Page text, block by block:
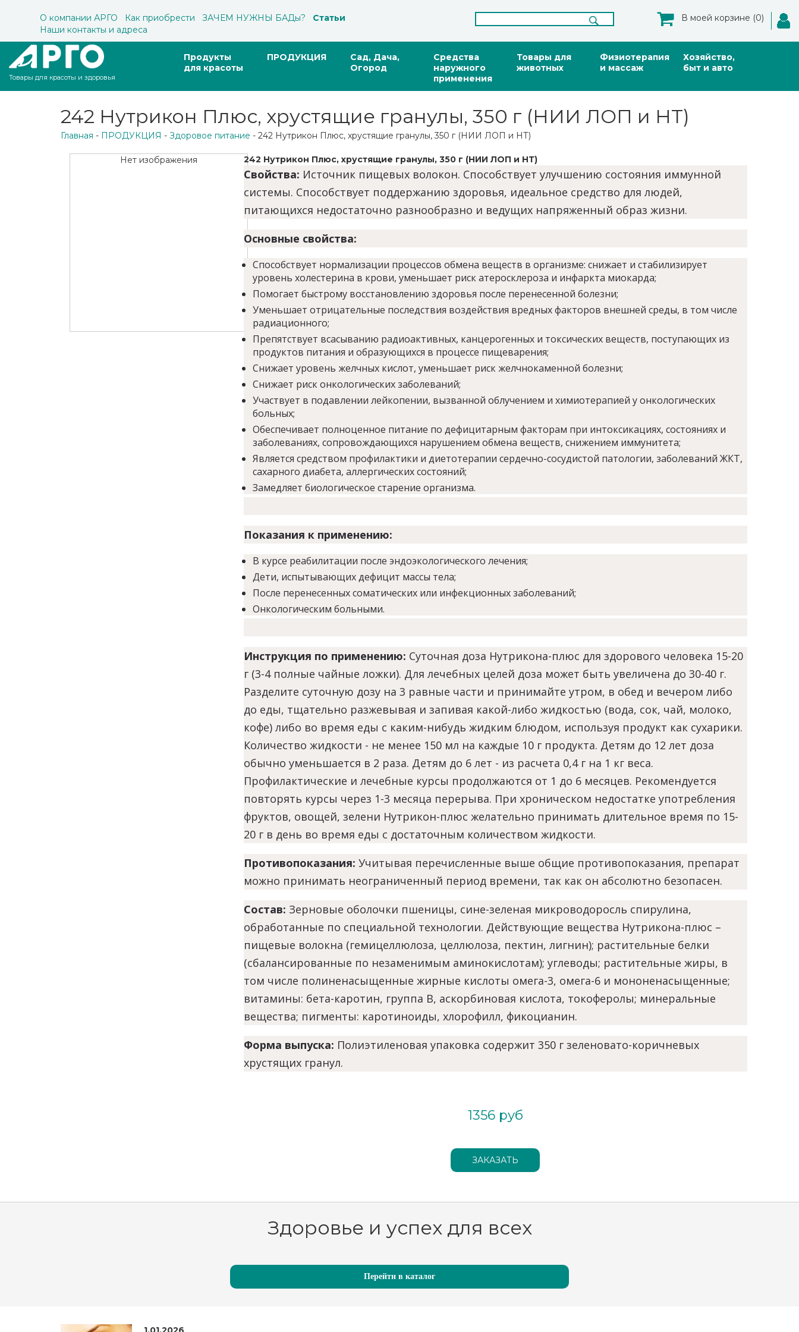
О компании АРГО Как приобрести ЗАЧЕМ НУЖНЫ БАДы?
Статьи
Наши контакты и адреса
В моей корзине (0)
Товары для красоты и здоровья
Продукты
для красоты
ПРОДУКЦИЯ
Сад, Дача,
Огород
Средства
наружного
применения
Товары для
животных
Физиотерапия
и массаж
Хозяйство,
быт и авто
242 Нутрикон Плюс, хрустящие гранулы, 350 г (НИИ ЛОП и НТ)
Главная - ПРОДУКЦИЯ - Здоровое питание - 242 Нутрикон Плюс, хрустящие гранулы, 350 г (НИИ ЛОП и НТ)
Нет изображения 242 Нутрикон Плюс, хрустящие гранулы, 350 г (НИИ ЛОП и НТ)
Свойства: Источник пищевых волокон. Способствует улучшению состояния иммунной
системы. Способствует поддержанию здоровья, идеальное средство для людей,
питающихся недостаточно разнообразно и ведущих напряженный образ жизни.
Основные свойства:
Способствует нормализации процессов обмена веществ в организме: снижает и стабилизирует
уровень холестерина в крови, уменьшает риск атеросклероза и инфаркта миокарда;
Помогает быстрому восстановлению здоровья после перенесенной болезни;
Уменьшает отрицательные последствия воздействия вредных факторов внешней среды, в том числе
радиационного;
Препятствует всасыванию радиоактивных, канцерогенных и токсических веществ, поступающих из
продуктов питания и образующихся в процессе пищеварения;
Снижает уровень желчных кислот, уменьшает риск желчнокаменной болезни;
Снижает риск онкологических заболеваний;
Участвует в подавлении лейкопении, вызванной облучением и химиотерапией у онкологических
больных;
Обеспечивает полноценное питание по дефицитарным факторам при интоксикациях, состояниях и
заболеваниях, сопровождающихся нарушением обмена веществ, снижением иммунитета;
Является средством профилактики и диетотерапии сердечно-сосудистой патологии, заболеваний ЖКТ,
сахарного диабета, аллергических состояний;
Замедляет биологическое старение организма.
Показания к применению:
В курсе реабилитации после эндоэкологического лечения;
Дети, испытывающих дефицит массы тела;
После перенесенных соматических или инфекционных заболеваний;
Онкологическим больными.
Инструкция по применению: Суточная доза Нутрикона-плюс для здорового человека 15-20
г (3-4 полные чайные ложки). Для лечебных целей доза может быть увеличена до 30-40 г.
Разделите суточную дозу на 3 равные части и принимайте утром, в обед и вечером либо
до еды, тщательно разжевывая и запивая какой-либо жидкостью (вода, сок, чай, молоко,
кофе) либо во время еды с каким-нибудь жидким блюдом, используя продукт как сухарики.
Количество жидкости - не менее 150 мл на каждые 10 г продукта. Детям до 12 лет доза
обычно уменьшается в 2 раза. Детям до 6 лет - из расчета 0,4 г на 1 кг веса.
Профилактические и лечебные курсы продолжаются от 1 до 6 месяцев. Рекомендуется
повторять курсы через 1-3 месяца перерыва. При хроническом недостатке употребления
фруктов, овощей, зелени Нутрикон-плюс желательно принимать длительное время по 15-
20 г в день во время еды с достаточным количеством жидкости.
Противопоказания: Учитывая перечисленные выше общие противопоказания, препарат
можно принимать неограниченный период времени, так как он абсолютно безопасен.
Состав: Зерновые оболочки пшеницы, сине-зеленая микроводоросль спирулина,
обработанные по специальной технологии. Действующие вещества Нутрикона-плюс –
пищевые волокна (гемицеллюлоза, целлюлоза, пектин, лигнин); растительные белки
(сбалансированные по незаменимым аминокислотам); углеводы; растительные жиры, в
том числе полиненасыщенные жирные кислоты омега-3, омега-6 и мононенасыщенные;
витамины: бета-каротин, группа В, аскорбиновая кислота, токоферолы; минеральные
вещества; пигменты: каротиноиды, хлорофилл, фикоцианин.
Форма выпуска: Полиэтиленовая упаковка содержит 350 г зеленовато-коричневых
хрустящих гранул.
1356 руб
Здоровье и успех для всех
Перейти в каталог